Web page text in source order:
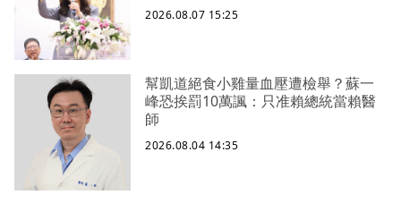
2026.08.07 15:25
幫凱道絕食小雞量血壓遭檢舉？蘇一
峰恐挨罰10萬諷：只准賴總統當賴醫
師
2026.08.04 14:35